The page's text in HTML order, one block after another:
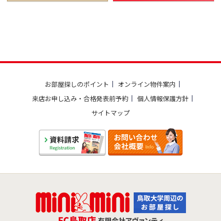
お部屋探しのポイント
オンライン物件案内
来店お申し込み・合格発表前予約
個人情報保護方針
サイトマップ